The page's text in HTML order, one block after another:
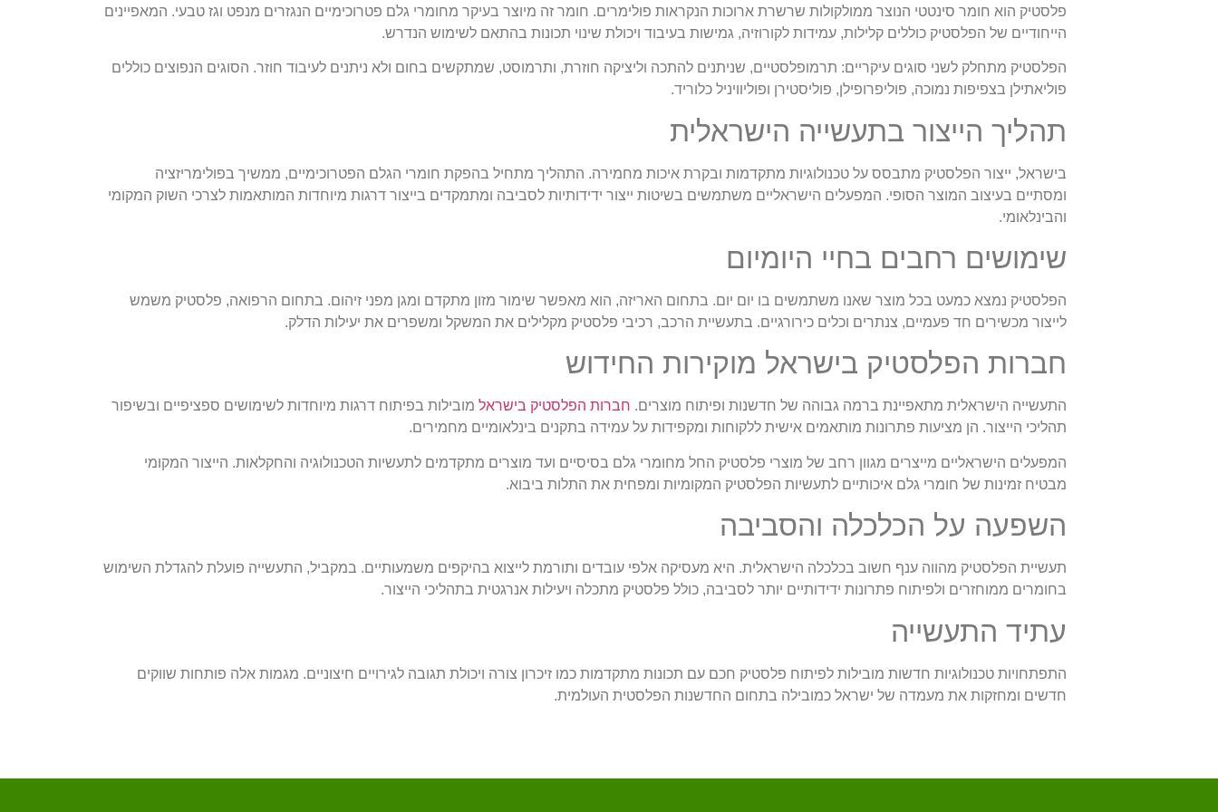
פלסטיק הוא חומר סינטטי הנוצר ממולקולות שרשרת ארוכות הנקראות פולימרים. חומר זה מיוצר בעיקר מחומרי גלם פטרוכימיים הנגזרים מנפט וגז טבעי. המאפיינים
הייחודיים של הפלסטיק כוללים קלילות, עמידות לקורוזיה, גמישות בעיבוד ויכולת שינוי תכונות בהתאם לשימוש הנדרש.
הפלסטיק מתחלק לשני סוגים עיקריים: תרמופלסטיים, שניתנים להתכה וליציקה חוזרת, ותרמוסט, שמתקשים בחום ולא ניתנים לעיבוד חוזר. הסוגים הנפוצים כוללים
פוליאתילן בצפיפות נמוכה, פוליפרופילן, פוליסטירן ופוליוויניל כלוריד.
תהליך הייצור בתעשייה הישראלית
בישראל, ייצור הפלסטיק מתבסס על טכנולוגיות מתקדמות ובקרת איכות מחמירה. התהליך מתחיל בהפקת חומרי הגלם הפטרוכימיים, ממשיך בפולימריזציה
ומסתיים בעיצוב המוצר הסופי. המפעלים הישראליים משתמשים בשיטות ייצור ידידותיות לסביבה ומתמקדים בייצור דרגות מיוחדות המותאמות לצרכי השוק המקומי
והבינלאומי.
שימושים רחבים בחיי היומיום
הפלסטיק נמצא כמעט בכל מוצר שאנו משתמשים בו יום יום. בתחום האריזה, הוא מאפשר שימור מזון מתקדם ומגן מפני זיהום. בתחום הרפואה, פלסטיק משמש
לייצור מכשירים חד פעמיים, צנתרים וכלים כירורגיים. בתעשיית הרכב, רכיבי פלסטיק מקלילים את המשקל ומשפרים את יעילות הדלק.
חברות הפלסטיק בישראל מוקירות החידוש
התעשייה הישראלית מתאפיינת ברמה גבוהה של חדשנות ופיתוח מוצרים. חברות הפלסטיק בישראל מובילות בפיתוח דרגות מיוחדות לשימושים ספציפיים ובשיפור
תהליכי הייצור. הן מציעות פתרונות מותאמים אישית ללקוחות ומקפידות על עמידה בתקנים בינלאומיים מחמירים.
המפעלים הישראליים מייצרים מגוון רחב של מוצרי פלסטיק החל מחומרי גלם בסיסיים ועד מוצרים מתקדמים לתעשיות הטכנולוגיה והחקלאות. הייצור המקומי
מבטיח זמינות של חומרי גלם איכותיים לתעשיות הפלסטיק המקומיות ומפחית את התלות ביבוא.
השפעה על הכלכלה והסביבה
תעשיית הפלסטיק מהווה ענף חשוב בכלכלה הישראלית. היא מעסיקה אלפי עובדים ותורמת לייצוא בהיקפים משמעותיים. במקביל, התעשייה פועלת להגדלת השימוש
בחומרים ממוחזרים ולפיתוח פתרונות ידידותיים יותר לסביבה, כולל פלסטיק מתכלה ויעילות אנרגטית בתהליכי הייצור.
עתיד התעשייה
התפתחויות טכנולוגיות חדשות מובילות לפיתוח פלסטיק חכם עם תכונות מתקדמות כמו זיכרון צורה ויכולת תגובה לגירויים חיצוניים. מגמות אלה פותחות שווקים
חדשים ומחזקות את מעמדה של ישראל כמובילה בתחום החדשנות הפלסטית העולמית.